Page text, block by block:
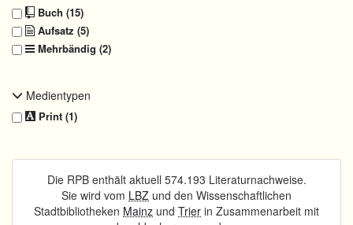
Buch (15)
Aufsatz (5)
Mehrbändig (2)
Medientypen
Print (1)
Die RPB enthält aktuell 574.193 Literaturnachweise.
Sie wird vom LBZ und den Wissenschaftlichen
Stadtbibliotheken Mainz und Trier in Zusammenarbeit mit